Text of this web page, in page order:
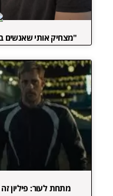
"מצחיק אותי שאנשים
מתחת לעור: פיליון